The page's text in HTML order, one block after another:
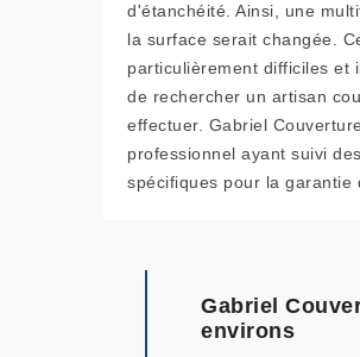
d'étanchéité. Ainsi, une
la surface serait changée.
particulièrement difficiles et
de rechercher un artisan
effectuer. Gabriel
professionnel ayant suivi
spécifiques pour la garantie
Gabriel
environs